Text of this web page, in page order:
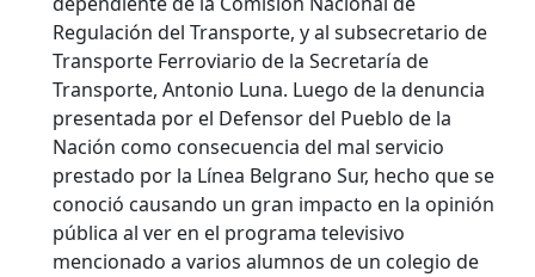
Regulación del Transporte, y al subsecretario de
Transporte Ferroviario de la Secretaría de
Transporte, Antonio Luna. Luego de la denuncia
presentada por el Defensor del Pueblo de la
Nación como consecuencia del mal servicio
prestado por la Línea Belgrano Sur, hecho que se
conoció causando un gran impacto en la opinión
pública al ver en el programa televisivo
mencionado a varios alumnos de un colegio de